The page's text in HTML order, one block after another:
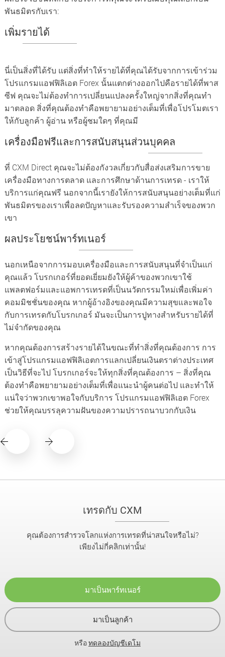
พันธมิตรกับเรา:
เพิ่มรายได้
นี่เป็นสิ่งที่ได้รับ แต่สิ่งที่ทำให้รายได้ที่คุณได้รับจากการเข้าร่วม
โปรแกรมแอฟฟิลิเอต Forex นั้นแตกต่างออกไปคือรายได้ที่พาส
ซีฟ คุณจะไม่ต้องทำการเปลี่ยนแปลงครั้งใหญ่จากสิ่งที่คุณทำ
มาตลอด สิ่งที่คุณต้องทำคือพยายามอย่างเต็มที่เพื่อโปรโมตเรา
ให้กับลูกค้า ผู้อ่าน หรือผู้ชมใดๆ ที่คุณมี
เครื่องมือฟรีและการสนับสนุนส่วนบุคคล
ที่ CXM Direct คุณจะไม่ต้องกังวลเกี่ยวกับสื่อส่งเสริมการขาย
เครื่องมือทางการตลาด และการศึกษาด้านการเทรด - เราให้
บริการแก่คุณฟรี นอกจากนี้เรายังให้การสนับสนุนอย่างเต็มที่แก่
พันธมิตรของเราเพื่อลดปัญหาและรับรองความสำเร็จของพวก
เขา
ผลประโยชน์พาร์ทเนอร์
นอกเหนือจากการมอบเครื่องมือและการสนับสนุนที่จำเป็นแก่
คุณแล้ว โบรกเกอร์ที่ยอดเยี่ยมยังให้ผู้ค้าของพวกเขาใช้
แพลตฟอร์มและแอพการเทรดที่เป็นนวัตกรรมใหม่เพื่อเพิ่มค่า
คอมมิชชั่นของคุณ หากผู้อ้างอิงของคุณมีความสุขและพอใจ
กับการเทรดกับโบรกเกอร์ มันจะเป็นการปูทางสำหรับรายได้ที่
ไม่จำกัดของคุณ
หากคุณต้องการสร้างรายได้ในขณะที่ทำสิ่งที่คุณต้องการ การ
เข้าสู่โปรแกรมแอฟฟิลิเอตการแลกเปลี่ยนเงินตราต่างประเทศ
เป็นวิธีที่จะไป โบรกเกอร์จะให้ทุกสิ่งที่คุณต้องการ – สิ่งที่คุณ
ต้องทำคือพยายามอย่างเต็มที่เพื่อแนะนำผู้คนต่อไป และทำให้
แน่ใจว่าพวกเขาพอใจกับบริการ โปรแกรมแอฟฟิลิเอต Forex
ช่วยให้คุณบรรลุความฝันของความปรารถนาบวกกับเงิน
เทรดกับ CXM
คุณต้องการสำรวจโลกแห่งการเทรดที่น่าสนใจหรือไม่?
เพียงไม่กี่คลิกเท่านั้น!
มาเป็นพาร์ทเนอร์
มาเป็นลูกค้า
หรือทดลองบัญชีเดโม